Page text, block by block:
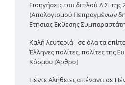
Εισηγήσεις του διπλού Δ.Σ. της
(Απολογισμού Πεπραγμένων
Ετήσιας Έκθεσης
Καλή λευτεριά - σε όλα τα
Έλληνες πολίτες, πολίτες της
Κόσμου [Άρθρο]
Πέντε Αλήθειες απέναντι σε